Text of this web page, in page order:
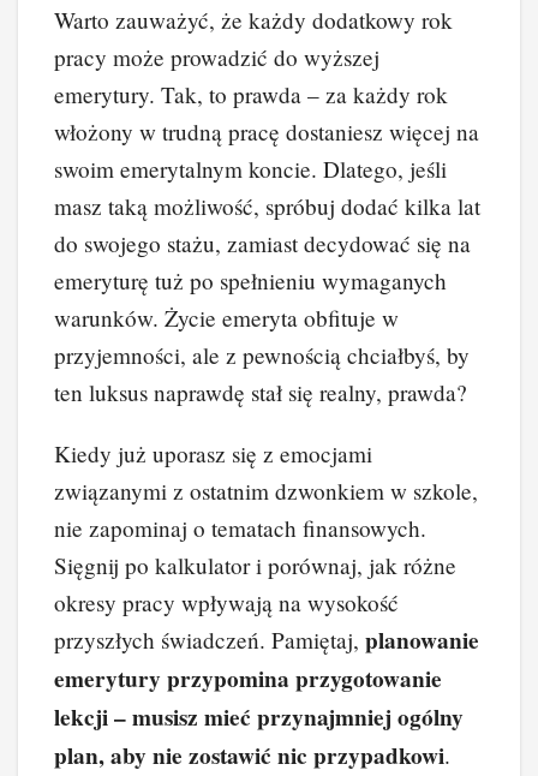
Warto zauważyć, że każdy dodatkowy rok
pracy może prowadzić do wyższej
emerytury. Tak, to prawda – za każdy rok
włożony w trudną pracę dostaniesz więcej na
swoim emerytalnym koncie. Dlatego, jeśli
masz taką możliwość, spróbuj dodać kilka lat
do swojego stażu, zamiast decydować się na
emeryturę tuż po spełnieniu wymaganych
warunków. Życie emeryta obfituje w
przyjemności, ale z pewnością chciałbyś, by
ten luksus naprawdę stał się realny, prawda?
Kiedy już uporasz się z emocjami
związanymi z ostatnim dzwonkiem w szkole,
nie zapominaj o tematach finansowych.
Sięgnij po kalkulator i porównaj, jak różne
okresy pracy wpływają na wysokość
przyszłych świadczeń. Pamiętaj, planowanie
emerytury przypomina przygotowanie
lekcji – musisz mieć przynajmniej ogólny
plan, aby nie zostawić nic przypadkowi.